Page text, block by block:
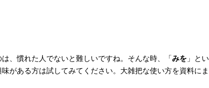
は、慣れた人でないと難しいですね。そんな時、「みを 」とい
がある方は試してみてください。大雑把な使い方を資料にま